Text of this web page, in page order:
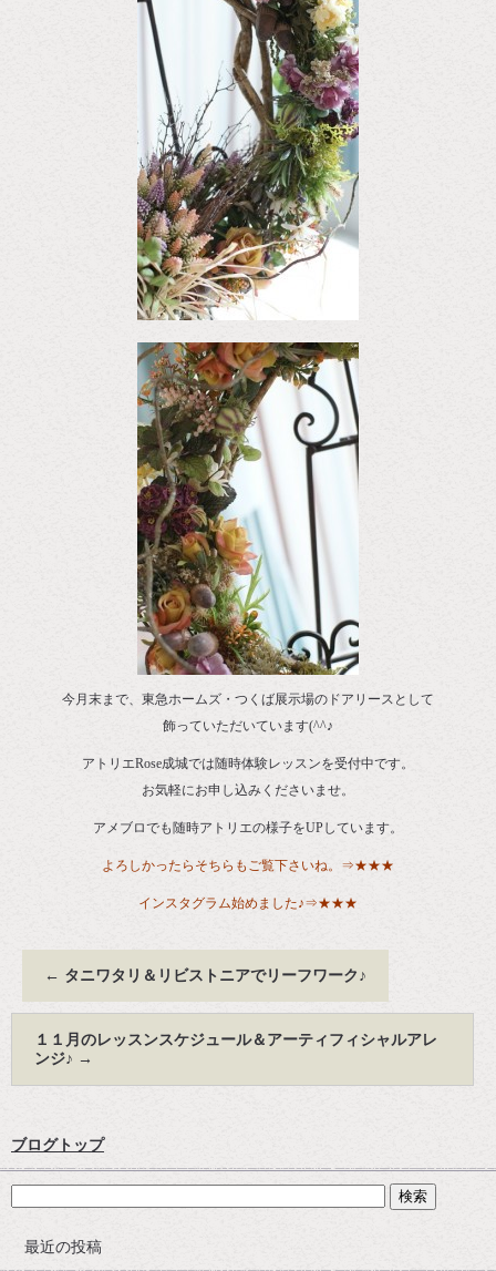
今月末まで、東急ホームズ・つくば展示場のドアリースとして
飾っていただいています(^^♪
アトリエRose成城では随時体験レッスンを受付中です。
お気軽にお申し込みくださいませ。
アメブロでも随時アトリエの様子をUPしています。
よろしかったらそちらもご覧下さいね。⇒★★★
インスタグラム始めました♪⇒★★★
← タニワタリ＆リビストニアでリーフワーク♪
１１月のレッスンスケジュール＆アーティフィシャルアレ
ンジ♪ →
ブログトップ
最近の投稿